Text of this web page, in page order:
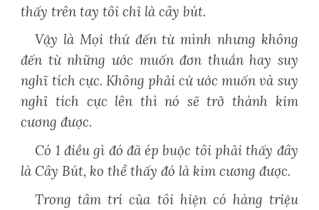
thấy trên tay tôi chỉ là cây bút.
Vậy là Mọi thứ đến từ mình nhưng không
đến từ những ước muốn đơn thuần hay suy
nghĩ tích cực. Không phải cứ ước muốn và suy
nghỉ tích cực lên thì nó sẽ trở thành kim
cương được.
Có 1 điều gì đó đã ép buộc tôi phải thấy đây
là Cây Bút, ko thể thấy đó là kim cương được.
Trong tâm trí của tôi hiện có hàng triệu